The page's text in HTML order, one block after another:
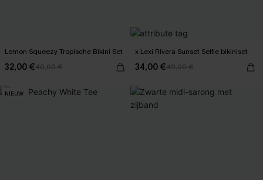
Lemon Squeezy Tropische Bikini Set
32,00 €40,00 €
x Lexi Rivera Sunset Selfie bikiniset
34,00 €49,00 €
NIEUW